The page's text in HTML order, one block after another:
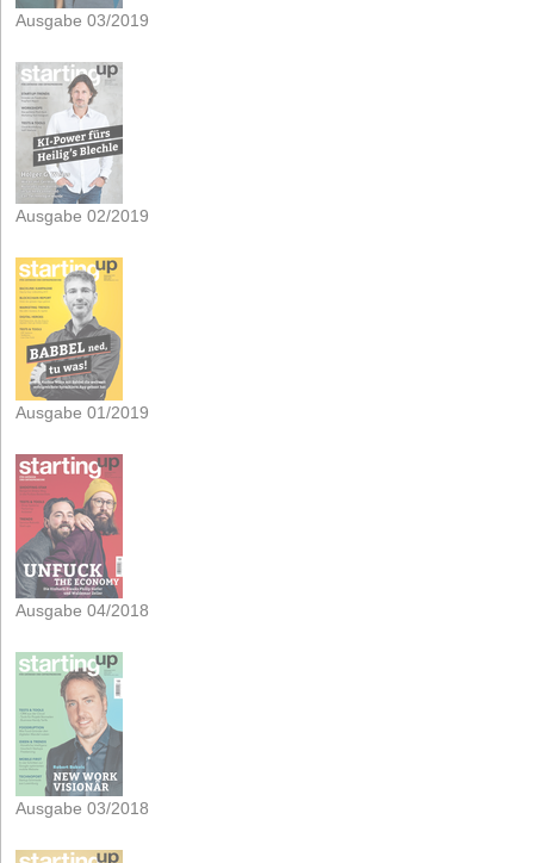
Ausgabe 03/2019
Ausgabe 02/2019
Ausgabe 01/2019
Ausgabe 04/2018
Ausgabe 03/2018